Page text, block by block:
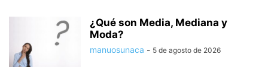
¿Qué son Media, Mediana y
Moda?
manuosunaca - 5 de agosto de 2026